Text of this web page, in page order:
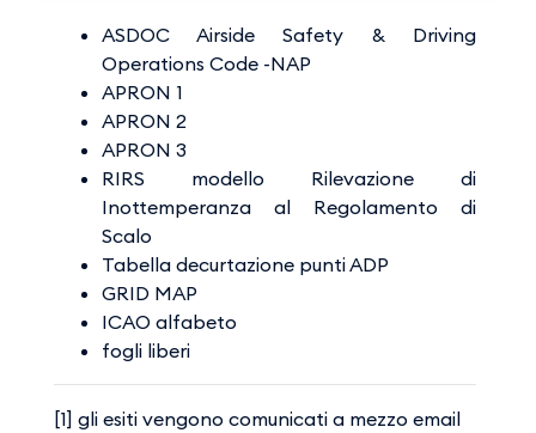
ASDOC Airside Safety & Driving
Operations Code -NAP
APRON 1
APRON 2
APRON 3
RIRS modello Rilevazione di
Inottemperanza al Regolamento di
Scalo
Tabella decurtazione punti ADP
GRID MAP
ICAO alfabeto
fogli liberi​​​​
[1] gli esiti vengono comunicati a mezzo email